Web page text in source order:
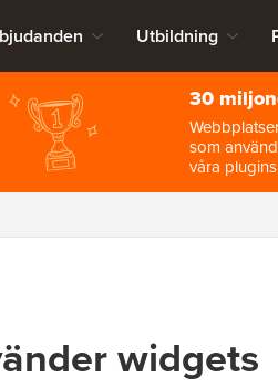
Utbildning
30
som
våra plugins
widgets